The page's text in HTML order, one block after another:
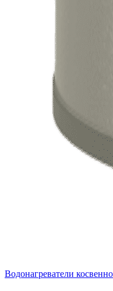
Водонагреватели